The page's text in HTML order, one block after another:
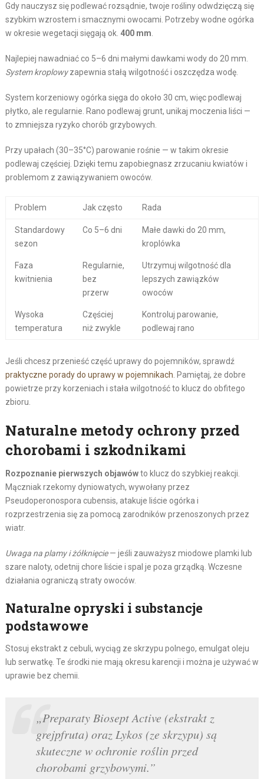
Gdy nauczysz się podlewać rozsądnie, twoje rośliny odwdzięczą się
szybkim wzrostem i smacznymi owocami. Potrzeby wodne ogórka
w okresie wegetacji sięgają ok. 400 mm
Najlepiej nawadniać co 5–6 dni małymi dawkami wody do 20 mm.
System kroplowyzapewnia stałą wilgotność i oszczędza wodę.
System korzeniowy ogórka sięga do około 30 cm, więc podlewaj
płytko, ale regularnie. Rano podlewaj grunt, unikaj moczenia liści —
to zmniejsza ryzyko chorób grzybowych.
Przy upałach (30–35°C) parowanie rośnie — w takim okresie
podlewaj częściej. Dzięki temu zapobiegnasz zrzucaniu kwiatów i
problemom z zawiązywaniem owoców.
Problem Jak często Rada
Standardowy
sezon
Co 5–6 dni
Małe dawki do 20 mm,
kroplówka
Faza
kwitnienia
Regularnie,
bez
przerw
Utrzymuj wilgotność dla
lepszych zawiązków
owoców
Wysoka
temperatura
Częściej
niż zwykle
Kontroluj parowanie,
podlewaj rano
Jeśli chcesz przenieść część uprawy do pojemników, sprawdź
praktyczne porady do uprawy w pojemnikach . Pamiętaj, że dobre
powietrze przy korzeniach i stała wilgotność to klucz do obfitego
zbioru.
Naturalne metody ochrony przed
chorobami i szkodnikami
Rozpoznanie pierwszych objawówto klucz do szybkiej reakcji.
Mączniak rzekomy dyniowatych, wywołany przez
Pseudoperonospora cubensis, atakuje liście ogórka i
rozprzestrzenia się za pomocą zarodników przenoszonych przez
wiatr.
Uwaga na plamy i żółknięcie— jeśli zauważysz miodowe plamki lub
szare naloty, odetnij chore liście i spal je poza grządką. Wczesne
działania ograniczą straty owoców.
Naturalne opryski i substancje
podstawowe
Stosuj ekstrakt z cebuli, wyciąg ze skrzypu polnego, emulgat oleju
lub serwatkę. Te środki nie mają okresu karencji i można je używać w
uprawie bez chemii.
„Preparaty Biosept Active (ekstrakt z
grejpfruta) oraz Lykos (ze skrzypu) są
skuteczne w ochronie roślin przed
chorobami grzybowymi.”